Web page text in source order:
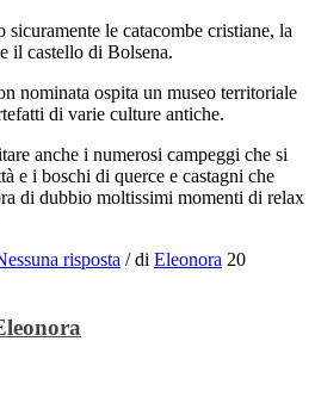
le catacombe cristiane, la
il castello di Bolsena.
nominata ospita un museo territoriale
di varie culture antiche.
anche i numerosi campeggi che si
e i boschi di querce e castagni che
di dubbio moltissimi momenti di relax
risposta /di Eleonora 20